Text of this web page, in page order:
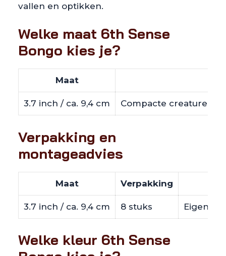
vallen en optikken.
Welke maat 6th Sense
Bongo kies je?
Maat
3.7 inch / ca. 9,4 cm Compacte creature
Verpakking en
montageadvies
Maat Verpakking
3.7 inch / ca. 9,4 cm 8 stuks Eigen
Welke kleur 6th Sense